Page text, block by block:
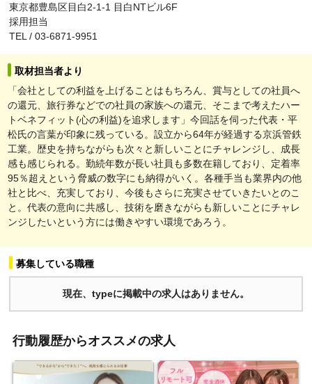
東京都豊島区目白2-1-1 目白NTビル6F
採用担当
TEL / 03-6871-9951
取材担当者より
「会社としての利益を上げることはもちろん、賞与としての社員へ
の還元、旅行券などでの社員の家族への還元、そこまで考えたハー
トベネフィット(心の利益)を追求します」今回話を伺った代表・平
松氏の言葉が印象に残っている。設立から64年が経過する京浜管鉄
工業。歴史を持ちながらも次々と新しいことにチャレンジし、成長
感も感じられる。勤続年数が長い社員も多数在籍しており、定着率
95％超えという脅威の数字にも納得がいく。各種手当も業界内の他
社と比べ、充実しており、今後もさらに充実させていきたいとのこ
と。代表の意向に共感し、技術を磨きながらも新しいことにチャレ
ンジしたいという方には働きやすい環境であろう。
募集している職種
現在、typeに掲載中の求人はありません。
行動履歴からオススメの求人